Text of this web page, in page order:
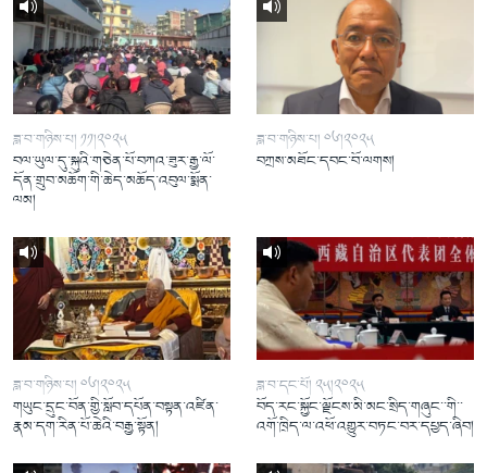
ཟླ་བ་གཉིས་པ། ༡༡།༢༠༢༥
བལ་ཡུལ་དུ་སྐུའི་གཅེན་པོ་བཀའ་ཟུར་རྒྱ་ལོ་
དོན་གྲུབ་མཆོག་གི་ཆེད་མཆོད་འབུལ་སྨོན་
ལམ།
ཟླ་བ་གཉིས་པ། ༠༦།༢༠༢༥
བཀྲས་མཐོང་དབང་བོ་ལགས།
ཟླ་བ་གཉིས་པ། ༠༦།༢༠༢༥
གཡུང་དྲུང་བོན་གྱི་སློབ་དཔོན་བསྟན་འཛིན་
རྣམ་དག་རིན་པོ་ཆེའི་བརྒྱ་སྟོན།
ཟླ་བ་དང་པོ། ༢༥།༢༠༢༥
བོད་རང་སྐྱོང་ལྗོངས་མི་མང་སྲིད་གཞུང་་གི་་
འགོ་ཁྲིད་ལ་འཕོ་འགྱུར་བཏང་བར་དཔྱད་ཞིབ།